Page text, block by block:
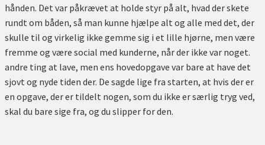
hånden. Det var påkrævet at holde styr på alt, hvad der skete
rundt om båden, så man kunne hjælpe alt og alle med det, der
skulle til og virkelig ikke gemme sig i et lille hjørne, men være
fremme og være social med kunderne, når der ikke var noget.
andre ting at lave, men ens hovedopgave var bare at have det
sjovt og nyde tiden der. De sagde lige fra starten, at hvis der er
en opgave, der er tildelt nogen, som du ikke er særlig tryg ved,
skal du bare sige fra, og du slipper for den.